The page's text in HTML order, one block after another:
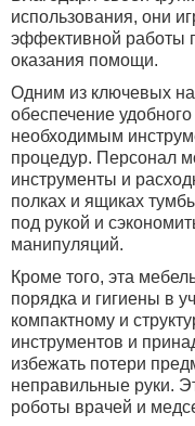
использования, они
эффективной работы
оказания помощи.
Одним из ключевых
обеспечение
необходимым
процедур. Персонал
инструменты и
полках и ящиках
под рукой и
манипуляций.
Кроме того, эта
порядка и гигиены в
компактному и
инструментов и
избежать потери
неправильные руки.
роботы врачей и